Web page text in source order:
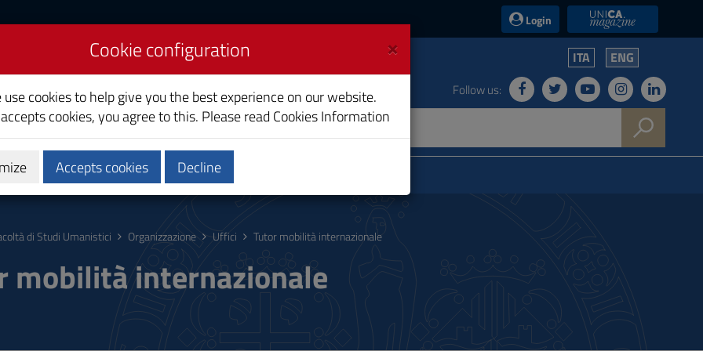
Login UniCA News
ITA ENG
Follow us:
programs Calendari e orari Servizi
di Studi Umanistici Organizzazione Uffici Tutor mobilità internazionale
mobilità internazionale
×
Cookie configuration
use cookies to help give you the best experience on our website.
cookies, you agree to this. Please read Cookies Information
Accepts cookies Decline